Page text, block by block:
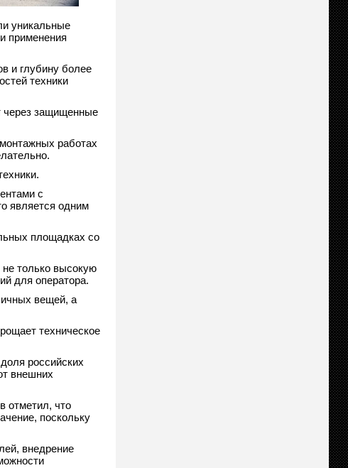
уникальные
применения
и глубину более
техники
через защищенные
работах
с
является одним
площадках со
только высокую
для оператора.
вещей, а
техническое
российских
внешних
отметил, что
поскольку
внедрение